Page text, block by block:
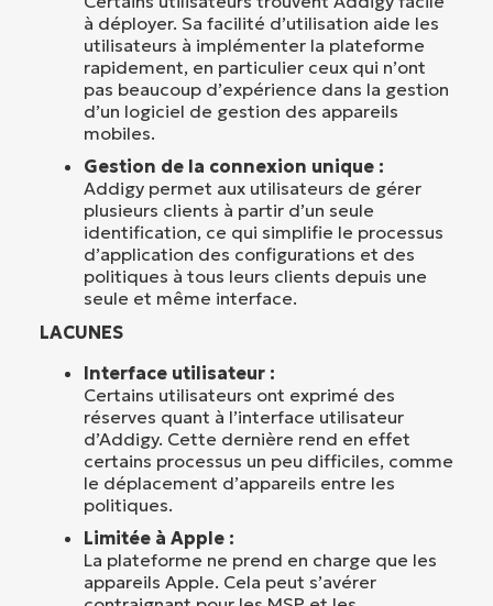
à déployer. Sa facilité d’utilisation aide les
utilisateurs à implémenter la plateforme
rapidement, en particulier ceux qui n’ont
pas beaucoup d’expérience dans la gestion
d’un logiciel de gestion des appareils
mobiles.
Gestion de la connexion unique :
Addigy permet aux utilisateurs de gérer
plusieurs clients à partir d’un seule
identification, ce qui simplifie le processus
d’application des configurations et des
politiques à tous leurs clients depuis une
seule et même interface.
LACUNES
Interface utilisateur :
Certains utilisateurs ont exprimé des
réserves quant à l’interface utilisateur
d’Addigy. Cette dernière rend en effet
certains processus un peu difficiles, comme
le déplacement d’appareils entre les
politiques.
Limitée à Apple :
La plateforme ne prend en charge que les
appareils Apple. Cela peut s’avérer